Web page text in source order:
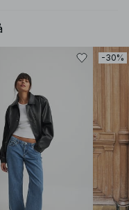
-30%